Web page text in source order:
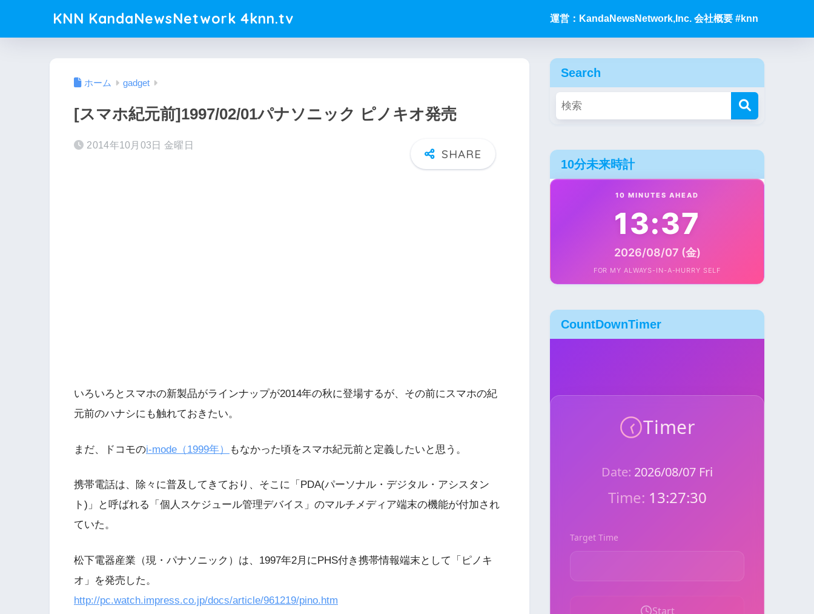
KNN KandaNewsNetwork 4knn.tv 運営：KandaNewsNetwork,Inc. 会社概要 #knn
ホーム gadget
[スマホ紀元前]1997/02/01パナソニック ピノキオ発売
2014年10月03日 金曜日
いろいろとスマホの新製品がラインナップが2014年の秋に登場するが、その前にスマホの紀
元前のハナシにも触れておきたい。
まだ、ドコモのi-mode（1999年） もなかった頃をスマホ紀元前と定義したいと思う。
携帯電話は、除々に普及してきており、そこに「PDA(パーソナル・デジタル・アシスタン
ト)」と呼ばれる「個人スケジュール管理デバイス」のマルチメディア端末の機能が付加され
ていた。
松下電器産業（現・パナソニック）は、1997年2月にPHS付き携帯情報端末として「ピノキ
オ」を発売した。
http://pc.watch.impress.co.jp/docs/article/961219/pino.htm
Search
10分未来時計
10 MINUTES AHEAD
13:37
2026/08/07 (金)
FOR MY ALWAYS-IN-A-HURRY SELF
CountDownTimer